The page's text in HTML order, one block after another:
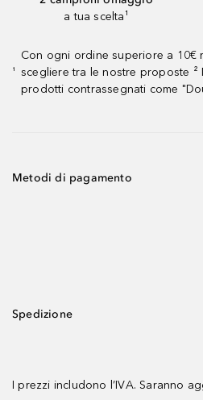
a tua scelta¹
¹
Con ogni ordine superiore a 10€
scegliere tra le nostre proposte
prodotti contrassegnati come
Metodi di pagamento
Spedizione
I prezzi includono l’IVA. Saranno